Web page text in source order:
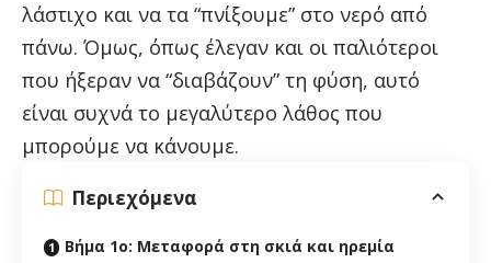
λάστιχο και να τα “πνίξουμε” στο νερό από
πάνω. Όμως, όπως έλεγαν και οι παλιότεροι
που ήξεραν να “διαβάζουν” τη φύση, αυτό
είναι συχνά το μεγαλύτερο λάθος που
μπορούμε να κάνουμε.
Περιεχόμενα
Βήμα 1ο: Μεταφορά στη σκιά και ηρεμία